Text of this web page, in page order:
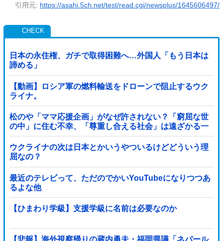
引用元: https://asahi.5ch.net/test/read.cgi/newsplus/1645606497/
日本の永住権、ガチで取得困難へ…外国人「もう日本は
諦める」
【動画】ロシア軍の燃料輸送をドローンで阻止するウク
ライナ。
松のや「ママ応援企画」がなぜ許されない？「窮屈な世
の中」に住む不幸、「尊重し合える社会」は遠ざかる一
方
ウクライナの次は日本とかいうやついるけどどういう理
屈なの？
最近のテレビって、ただのでかいYouTubeになりつつあ
るよな他
【ひまわり学級】支援学級に名前は必要なのか
【悲報】海外視察帰りの蔵内勇夫・福岡県議「ネパール